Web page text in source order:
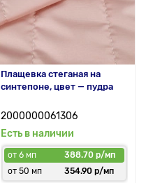
Плащевка стеганая на
синтепоне, цвет — пудра
2000000061306
Есть в наличии
от 6 мп
388.70 р/мп
от 50 мп
354.90 р/мп